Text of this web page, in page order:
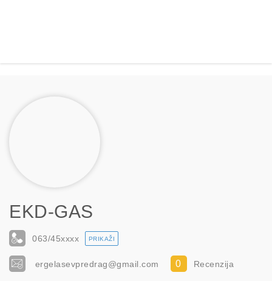
EKD-GAS
063/45xxxx PRIKAŽI
ergelasevpredrag@gmail.com 0 Recenzija